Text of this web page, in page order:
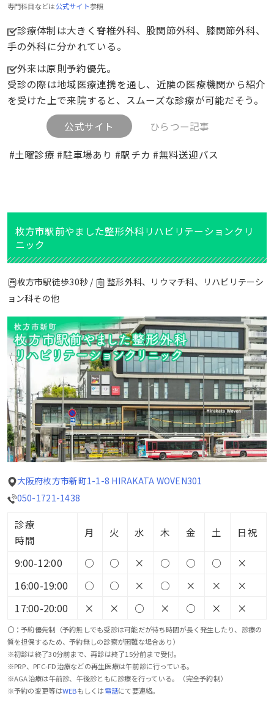
専門科目などは公式サイト参照
診療体制は大きく脊椎外科、股関節外科、膝関節外科、
手の外科に分かれている。
外来は原則予約優先。
受診の際は地域医療連携を通し、近隣の医療機関から紹介
を受けた上で来院すると、スムーズな診療が可能だそう。
公式サイト
ひらつー記事
#土曜診療 #駐車場あり #駅チカ #無料送迎バス
枚方市駅前やました整形外科リハビリテーションクリ
ニック
枚方市駅徒歩30秒 /
整形外科、リウマチ科、リハビリテーシ
ョン科その他
大阪府枚方市新町1-1-8 HIRAKATA WOVEN301
050-1721-1438
診療
時間
月 火 水 木 金 土 日祝
9:00-12:00 ○ ○ × ○ ○ ○
×
16:00-19:00
○ ○ × ○ × ×
×
17:00-20:00
× × ○ × ○ × ×
〇：予約優先制（予約無しでも受診は可能だが待ち時間が長く発生したり、診療の
質を担保するため、予約無しの診察が困難な場合あり）
※初診は終了30分前まで、再診は終了15分前まで受付。
※PRP、PFC-FD治療などの再生医療は午前診に行っている。
※AGA治療は午前診、午後診ともに診療を行っている。（完全予約制）
※予約の変更等はWEBもしくは電話にて要連絡。